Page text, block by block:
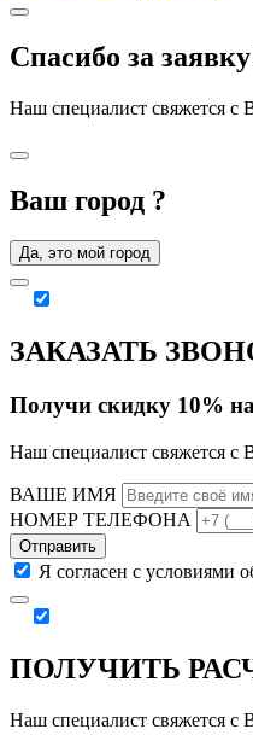
Спасибо за
Наш специалист свяжется с
Ваш город ?
Да, это мой город
ЗАКАЗАТЬ
Получи скидку 10%
Наш специалист свяжется с
ВАШЕ ИМЯ
НОМЕР ТЕЛЕФОНА
Отправить
Я согласен с условиями
ПОЛУЧИТЬ
Наш специалист свяжется с